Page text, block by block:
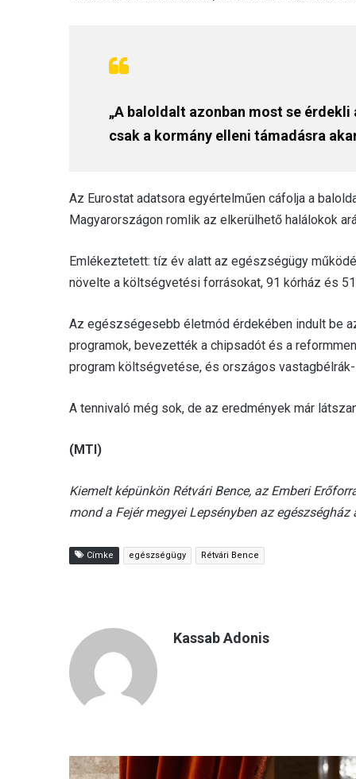
„A baloldalt azonban most se
csak a kormány elleni támadásra
Az Eurostat adatsora egyértelműen cáfolja a
Magyarországon romlik az elkerülhető halálokok
Emlékeztetett: tíz év alatt az egészségügy
növelte a költségvetési forrásokat, 91 kórház és
Az egészségesebb életmód érdekében indult be
programok, bevezették a chipsadót és a
program költségvetése, és országos
A tennivaló még sok, de az eredmények már
(MTI)
Kiemelt képünkön Rétvári Bence, az Emberi
mond a Fejér megyei Lepsényben az
Címke egészségügy Rétvári Bence
Kassab Adonis